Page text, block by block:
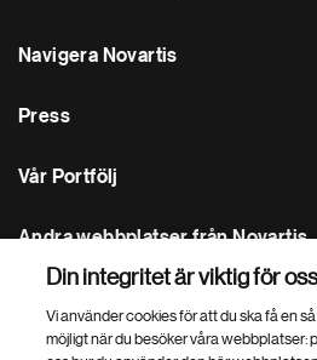
Navigera Novartis
Press
Vår Portfölj
Andra webbplatser från Novartis
Footer Site Search
Din integritet är viktig för
Vi använder cookies för att du ska få en
möjligt när du besöker våra webbplatser: